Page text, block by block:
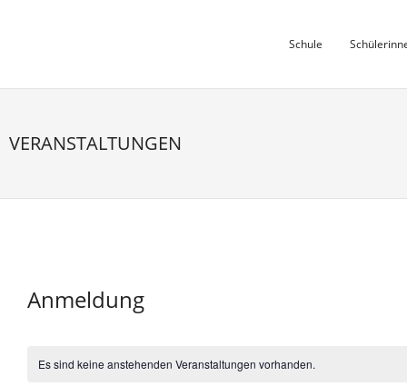
Schule
VERANSTALTUNGEN
Anmeldung
Es sind keine anstehenden Veranstaltungen vorhanden.